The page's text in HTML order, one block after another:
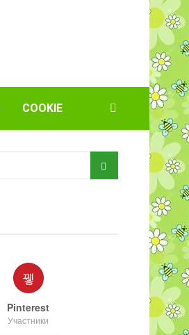
COOKIE
Pinterest
Участники